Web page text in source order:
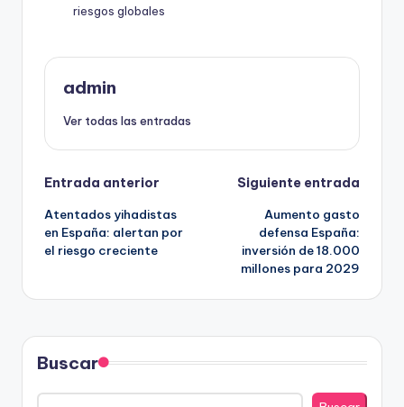
riesgos globales
admin
Ver todas las entradas
Navegación
de
entradas
Entrada anterior
Atentados yihadistas
en España: alertan por
el riesgo creciente
Siguiente entrada
Aumento gasto
defensa España:
inversión de 18.000
millones para 2029
Buscar